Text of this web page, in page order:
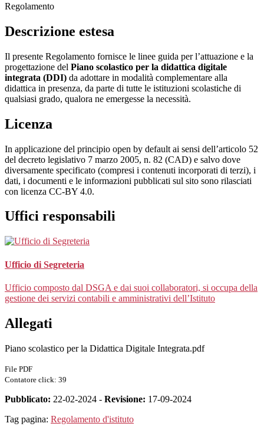
Regolamento
Descrizione estesa
Il presente Regolamento fornisce le linee guida per l’attuazione e la
progettazione del Piano scolastico per la didattica digitale
integrata (DDI) da adottare in modalità complementare alla
didattica in presenza, da parte di tutte le istituzioni scolastiche di
qualsiasi grado, qualora ne emergesse la necessità.
Licenza
In applicazione del principio open by default ai sensi dell’articolo 52
del decreto legislativo 7 marzo 2005, n. 82 (CAD) e salvo dove
diversamente specificato (compresi i contenuti incorporati di terzi), i
dati, i documenti e le informazioni pubblicati sul sito sono rilasciati
con licenza CC-BY 4.0.
Uffici responsabili
Ufficio di Segreteria
Ufficio composto dal DSGA e dai suoi collaboratori, si occupa della
gestione dei servizi contabili e amministrativi dell’Istituto
Allegati
Piano scolastico per la Didattica Digitale Integrata.pdf
File PDF
Contatore click: 39
Pubblicato: 22-02-2024 - Revisione: 17-09-2024
Tag pagina: Regolamento d'istituto